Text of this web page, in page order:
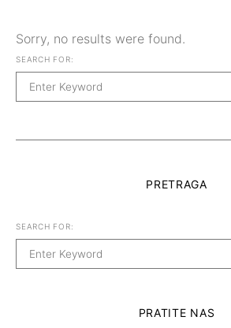
Sorry, no results were found.
SEARCH FOR:
PRETRAGA
SEARCH FOR:
PRATITE NAS